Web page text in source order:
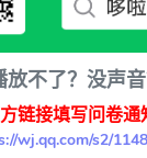
放不了？没声音
链接填写问卷通
wj.qq.com/s2/